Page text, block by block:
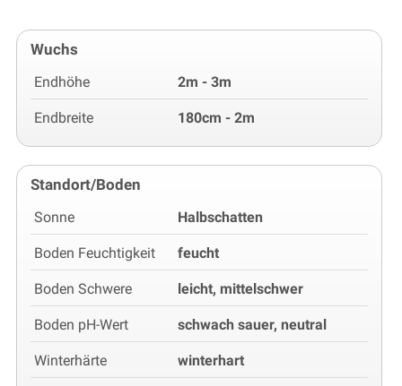
Wuchs
Endhöhe 2m - 3m
Endbreite 180cm - 2m
Standort/Boden
Sonne Halbschatten
Boden Feuchtigkeit feucht
Boden Schwere leicht, mittelschwer
Boden pH-Wert schwach sauer, neutral
Winterhärte winterhart